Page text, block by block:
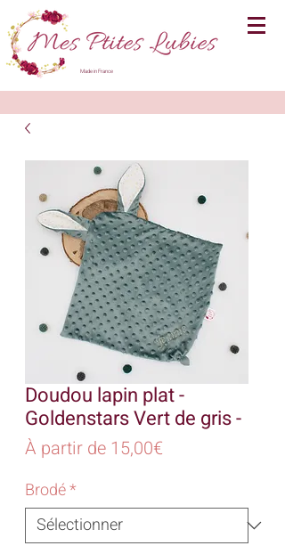
Made in France
Doudou lapin plat -
Goldenstars Vert de gris -
À partir de 15,00€
Brodé*